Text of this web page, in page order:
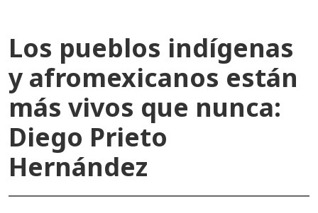
Los pueblos indígenas
y afromexicanos están
más vivos que nunca:
Diego Prieto
Hernández